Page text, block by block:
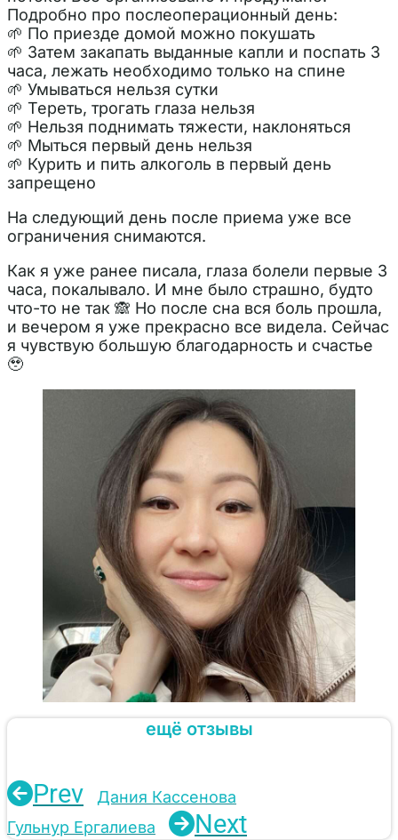
Подробно про послеоперационный день:
🌱 По приезде домой можно покушать
🌱 Затем закапать выданные капли и поспать 3
часа, лежать необходимо только на спине
🌱 Умываться нельзя сутки
🌱 Тереть, трогать глаза нельзя
🌱 Нельзя поднимать тяжести, наклоняться
🌱 Мыться первый день нельзя
🌱 Курить и пить алкоголь в первый день
запрещено
На следующий день после приема уже все
ограничения снимаются.
Как я уже ранее писала, глаза болели первые 3
часа, покалывало. И мне было страшно, будто
что-то не так 🙈 Но после сна вся боль прошла,
и вечером я уже прекрасно все видела. Сейчас
я чувствую большую благодарность и счастье
🥹
ещё отзывы
Prev
Дания Кассенова
Гульнур Ергалиева
Next